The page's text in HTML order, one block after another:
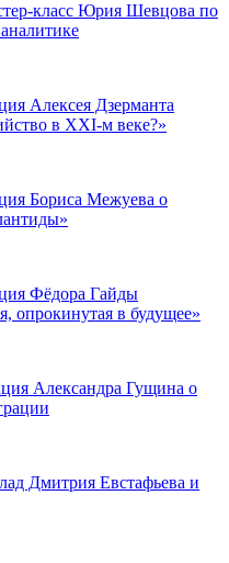
класс Юрия Шевцова по
Алексея Дзерманта
в XXI-м веке?»
Бориса Межуева о
Фёдора Гайды
опрокинутая в будущее»
Александра Гущина о
Дмитрия Евстафьева и